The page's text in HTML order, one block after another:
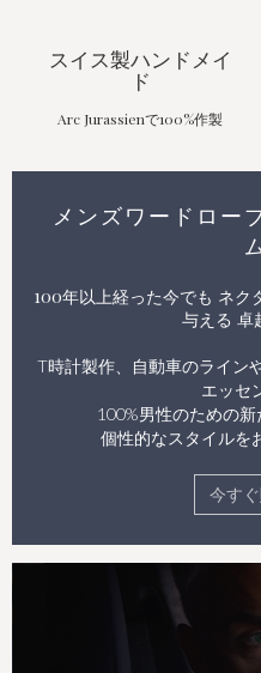
スイス製ハンドメイ
ド
Arc Jurassienで100%作製
メンズワードロー
100年以上経った今でも ネク
与える 卓
T時計製作、自動車のライン
エッセ
100%男性のための
個性的なスタイルを
今す